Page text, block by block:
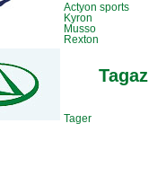
Actyon sports
Kyron
Musso
Rexton
Tagaz
Tager